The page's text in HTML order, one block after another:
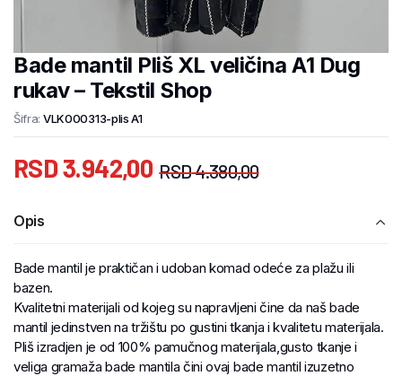
Bade mantil Pliš XL veličina A1 Dug
rukav – Tekstil Shop
Šifra: VLK000313-plis A1
RSD4.380,00
RSD3.942,00
Opis
Bade mantil je praktičan i udoban komad odeće za plažu ili
bazen.
Kvalitetni materijali od kojeg su napravljeni čine da naš bade
mantil jedinstven na tržištu po gustini tkanja i kvalitetu materijala.
Pliš izradjen je od 100% pamučnog materijala,gusto tkanje i
veliga gramaža bade mantila čini ovaj bade mantil izuzetno